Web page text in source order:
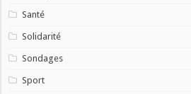
Santé
Solidarité
Sondages
Sport